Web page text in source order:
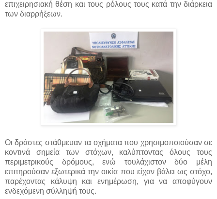
επιχειρησιακή θέση και τους ρόλους τους κατά την διάρκεια
των διαρρήξεων.
Οι δράστες στάθμευαν τα οχήματα που χρησιμοποιούσαν σε
κοντινά σημεία των στόχων, καλύπτοντας όλους τους
περιμετρικούς δρόμους, ενώ τουλάχιστον δύο μέλη
επιτηρούσαν εξωτερικά την οικία που είχαν βάλει ως στόχο,
παρέχοντας κάλυψη και ενημέρωση, για να αποφύγουν
ενδεχόμενη σύλληψή τους.